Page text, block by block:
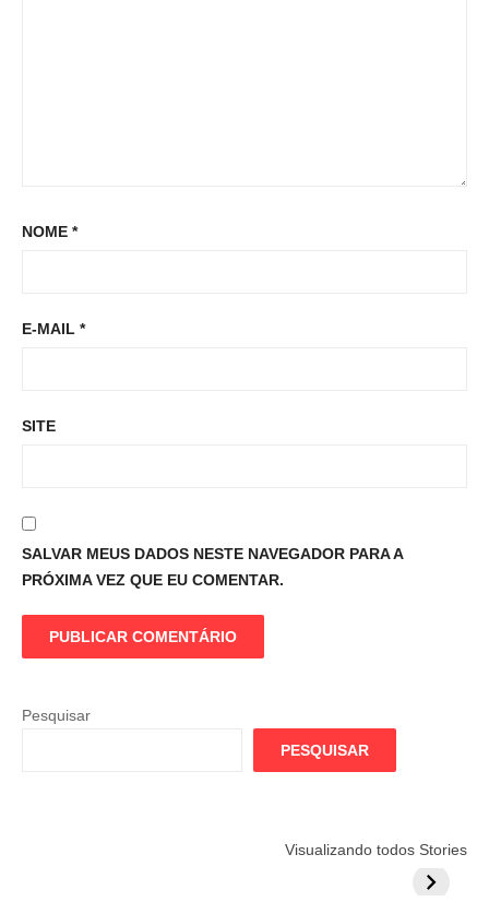
NOME *
E-MAIL *
SITE
SALVAR MEUS DADOS NESTE NAVEGADOR PARA A
PRÓXIMA VEZ QUE EU COMENTAR.
Pesquisar
PESQUISAR
Visualizando todos Stories
Globo quer
Lesão
do